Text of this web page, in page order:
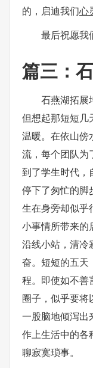
的，启迪我们心
最后祝愿我
篇三：
石燕湖拓展
但想起那短短几
温暖。在依山傍
流，每个团队为
到了学生时代，
停下了匆忙的脚
生在身旁却似乎
小事情所带来的
沿线小站，清冷
奋。短短的五天
程。即使如不善
圈子，似乎要将
一股脑地倾泻出
作上生活中的各
聊寂寞琐事。